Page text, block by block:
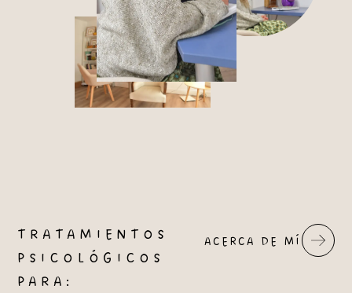
TRATAMIENTOS
PSICOLÓGICOS
PARA:
ACERCA DE MÍ